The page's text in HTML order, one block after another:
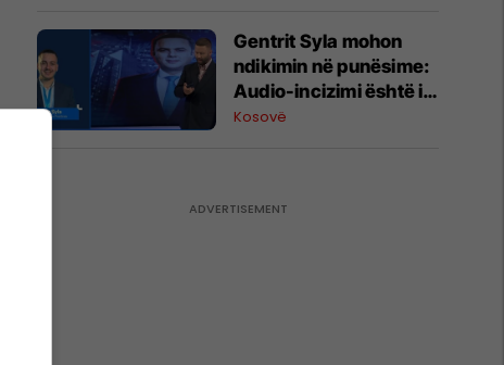
Gentrit Syla mohon
ndikimin në punësime:
Audio-incizimi është i
manipuluar dhe
Kosovë